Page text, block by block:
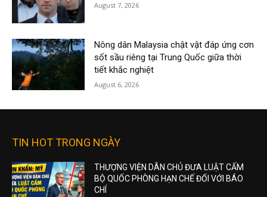
August 7, 2026
Nông dân Malaysia chật vật đáp ứng cơn
sốt sầu riêng tại Trung Quốc giữa thời
tiết khắc nghiệt
August 6, 2026
TIN HOT TRONG NGÀY
THƯỢNG VIỆN DÂN CHỦ ĐƯA LUẬT CẤM
BỘ QUỐC PHÒNG HẠN CHẾ ĐỐI VỚI BÁO
CHÍ